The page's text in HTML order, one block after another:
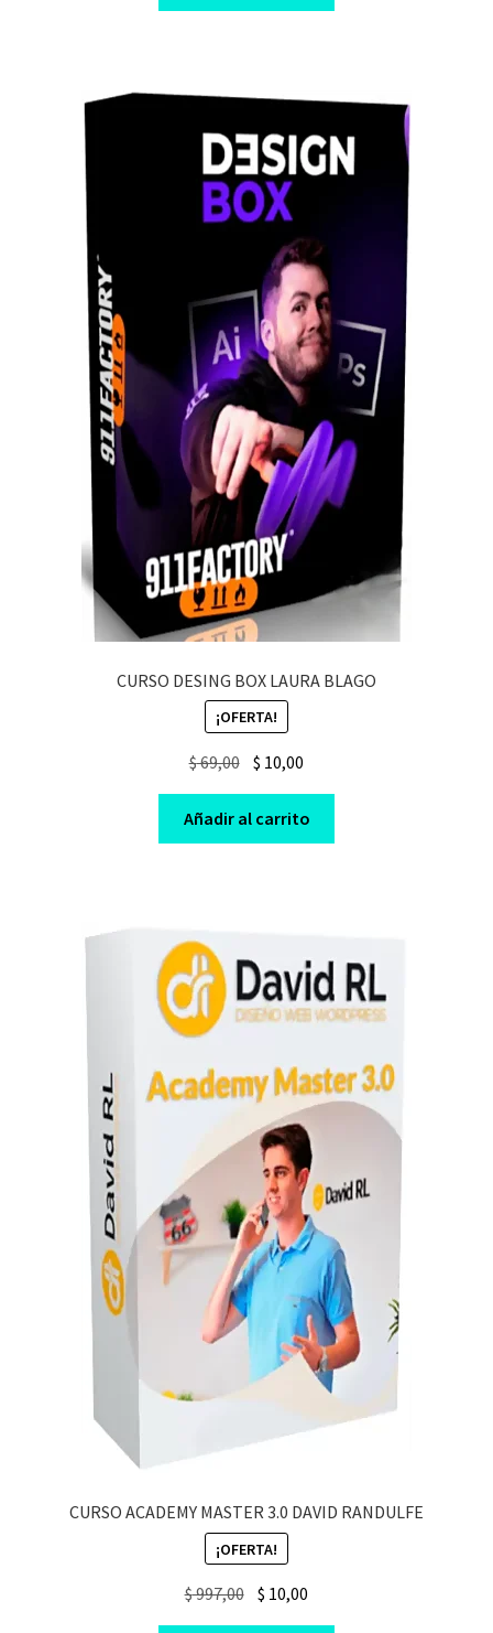
$ 20,00.$ 8,00.
CURSO DESING BOX LAURA BLAGO
¡OFERTA!
$69,00 Original
was:
$ 69,00.
$ 10,00
is:
$ 10,00.
Añadir al carrito
CURSO ACADEMY MASTER 3.0 DAVID RANDULFE
¡OFERTA!
$997,00 Original
price
$ 10,00
price